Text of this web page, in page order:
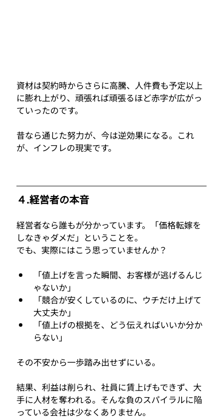
資材は契約時からさらに高騰、人件費も予定以上
に膨れ上がり、頑張れば頑張るほど赤字が広がっ
ていったのです。
昔なら通じた努力が、今は逆効果になる。これ
が、インフレの現実です。
４.経営者の本音
経営者なら誰もが分かっています。「価格転嫁を
しなきゃダメだ」ということを。
でも、実際にはこう思っていませんか？
「値上げを言った瞬間、お客様が逃げるんじ
ゃないか」
「競合が安くしているのに、ウチだけ上げて
大丈夫か」
「値上げの根拠を、どう伝えればいいか分か
らない」
その不安から一歩踏み出せずにいる。
結果、利益は削られ、社員に賃上げもできず、大
手に人材を奪われる。そんな負のスパイラルに陥
っている会社は少なくありません。